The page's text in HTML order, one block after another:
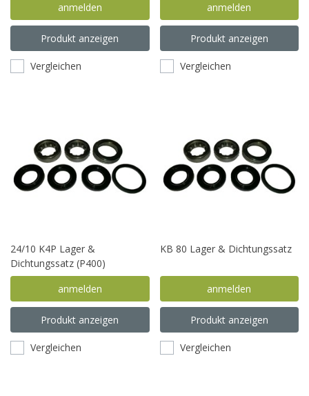
anmelden
Produkt anzeigen
Vergleichen
anmelden
Produkt anzeigen
Vergleichen
24/10 K4P Lager &
Dichtungssatz (P400)
anmelden
Produkt anzeigen
Vergleichen
KB 80 Lager & Dichtungssatz
anmelden
Produkt anzeigen
Vergleichen